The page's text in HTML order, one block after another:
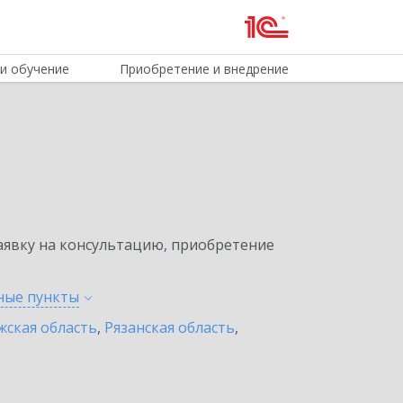
обучение Приобретение и внедрение
на консультацию, приобретение
пункты
область, Рязанская область,